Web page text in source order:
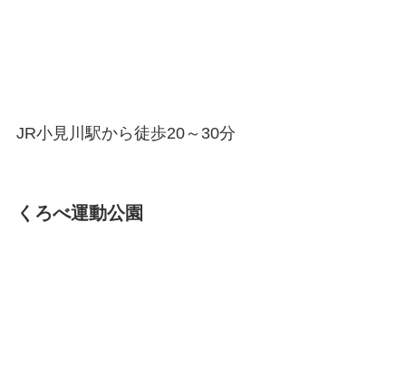
JR小見川駅から徒歩20～30分
くろべ運動公園